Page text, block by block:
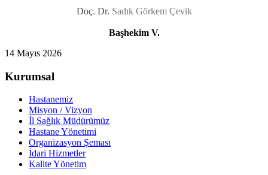
Doç. Dr. Sadık Görkem Çevik
BaşhekimV.
14 Mayıs 2026
Kurumsal
Hastanemiz
Misyon / Vizyon
İl Sağlık Müdürümüz
Hastane Yönetimi
Organizasyon Şeması
İdari Hizmetler
Kalite Yönetim